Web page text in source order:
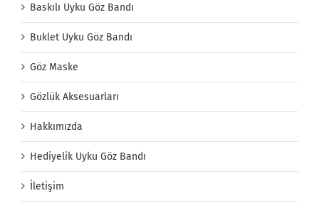
Baskılı Uyku Göz Bandı
Buklet Uyku Göz Bandı
Göz Maske
Gözlük Aksesuarları
Hakkımızda
Hediyelik Uyku Göz Bandı
İletişim